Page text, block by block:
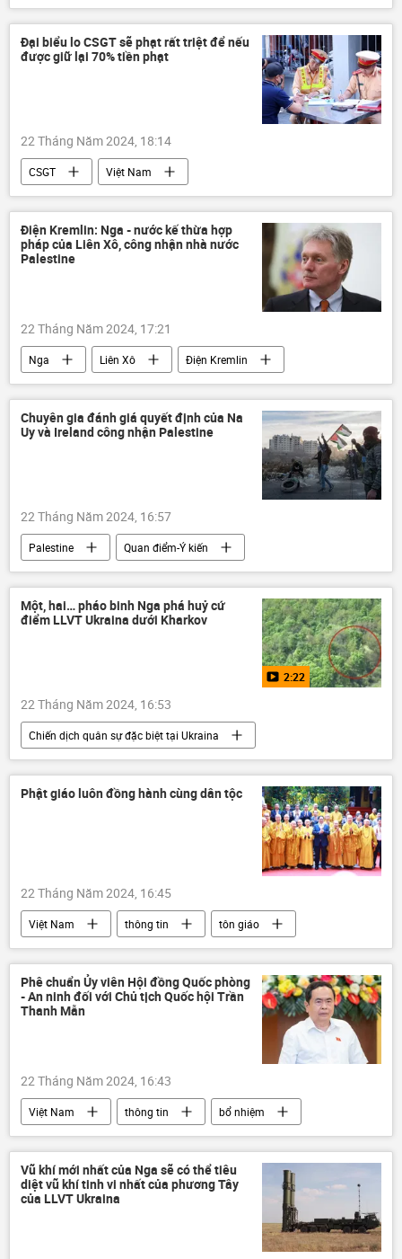
Cuộc khủng hoảng ở Ukraina
Ukraina
Thế giới
Quân sự
xung đột quân sự
Nga
Sáp nhập DNR, LNR, Zaporozhye và Kherson vào Nga
Bộ Quốc phòng Nga
Đại biểu lo CSGT sẽ phạt rất triệt để nếu
được giữ lại 70% tiền phạt
22 Tháng Năm 2024, 18:14
CSGT
Việt Nam
Bộ Giao thông Vận tải
giao thông
vi phạm
Chính trị
Chính phủ
ngân sách
Pháp luật
Điện Kremlin: Nga - nước kế thừa hợp
pháp của Liên Xô, công nhận nhà nước
Palestine
22 Tháng Năm 2024, 17:21
Nga Liên Xô
Điện Kremlin
Hội đồng Bảo an LHQ
Palestine
Thế giới
EU
Châu Âu
Trung Đông
Chuyên gia đánh giá quyết định của Na
Uy và Ireland công nhận Palestine
22 Tháng Năm 2024, 16:57
Palestine
Quan điểm-Ý kiến
Vòng xoáy căng thẳng mới ở Trung Đông
Na Uy
Ireland
Thế giới
Liên Hợp Quốc
trừng phạt
Nga
Một, hai… pháo binh Nga phá huỷ cứ
điểm LLVT Ukraina dưới Kharkov
2:22
22 Tháng Năm 2024, 16:53
Chiến dịch quân sự đặc biệt tại Ukraina
Ukraina
Cuộc khủng hoảng ở Ukraina
Video từ Ukraina
Bộ Quốc phòng Nga
Phật giáo luôn đồng hành cùng dân tộc
22 Tháng Năm 2024, 16:45
Việt Nam thông tin
tôn giáo
Ban Tôn giáo Chính phủ
Phạm Minh Chính
Thủ tướng
Giáo hội Phật giáo Việt Nam
Phật giáo
Phật
Phê chuẩn Ủy viên Hội đồng Quốc phòng
- An ninh đối với Chủ tịch Quốc hội Trần
Thanh Mẫn
22 Tháng Năm 2024, 16:43
Việt Nam thông tin
bổ nhiệm
tuyển chọn, bổ nhiệm
Trần Thanh Mẫn
Vũ khí mới nhất của Nga sẽ có thể tiêu
diệt vũ khí tinh vi nhất của phương Tây
của LLVT Ukraina